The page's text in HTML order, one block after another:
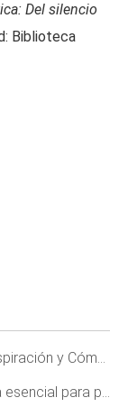
Del silencio
Biblioteca
con Estrategias Efectivas
sensibles (PAS)